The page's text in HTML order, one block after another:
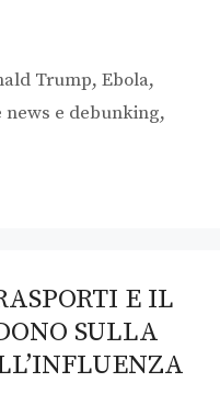
Trump,Ebola,
news e debunking,
E IL
SULLA